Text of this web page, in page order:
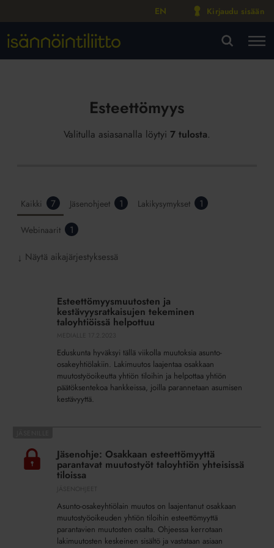
EN Kirjaudu sisään
Esteettömyys
Valitulla asiasanalla löytyi 7 tulosta.
Kaikki 7 Jäsenohjeet 1 Lakikysymykset 1
Webinaarit 1
↓ Näytä aikajärjestyksessä
kestävyysratkaisujenEsteettömyysmuutosten ja
kestävyysratkaisujen tekeminen
taloyhtiöissä helpottuu
Eduskunta hyväksyi tällä viikolla muutoksia asunto-
osakeyhtiölakiin. Lakimuutos laajentaa osakkaan
muutostyöoikeutta yhtiön tiloihin ja helpottaa yhtiön
päätöksentekoa hankkeissa, joilla parannetaan asumisen
kestävyyttä.
Osakkaan
esteettömyyttäJäsenohje: Osakkaan esteettömyyttä
parantavat muutostyöt taloyhtiön yhteisissä
tiloissa
Asunto-osakeyhtiölain muutos on laajentanut osakkaan
muutostyöoikeuden yhtiön tiloihin esteettömyyttä
parantavien muutosten osalta. Ohjeessa kerrotaan
lakimuutosten keskeinen sisältö ja vastataan asiaan